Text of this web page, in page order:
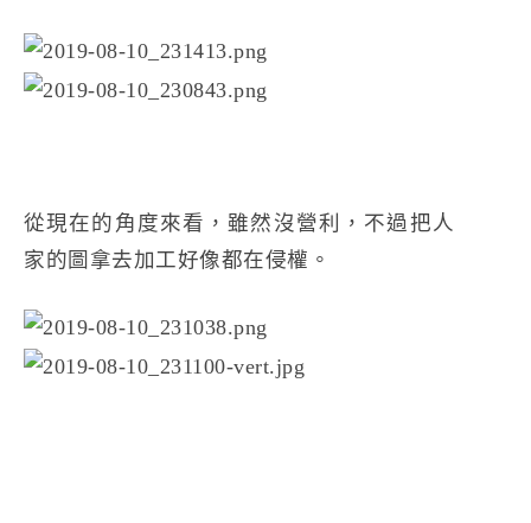
從現在的角度來看，雖然沒營利，不過把人
家的圖拿去加工好像都在侵權。